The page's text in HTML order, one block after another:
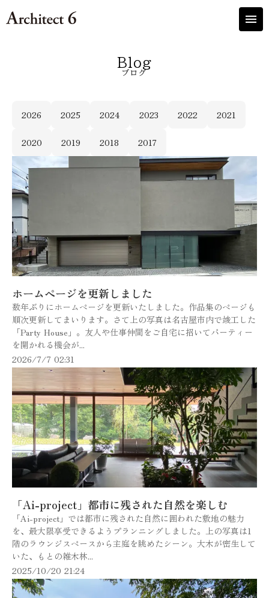
menu
Blog
ブログ
2026 2025 2024 2023 2022 2021
2020 2019 2018 2017
ホームページを更新しました
数年ぶりにホームページを更新いたしました。作品集のページも
順次更新してまいります。さて上の写真は名古屋市内で竣工した
「Party House」。友人や仕事仲間をご自宅に招いてパーティー
を開かれる機会が...
2026/7/7 02:31
「Ai-project」都市に残された自然を楽しむ
「Ai-project」では都市に残された自然に囲われた敷地の魅力
を、最大限享受できるようプランニングしました。上の写真は1
階のラウンジスペースから主庭を眺めたシーン。大木が密生して
いた、もとの雑木林...
2025/10/20 21:24